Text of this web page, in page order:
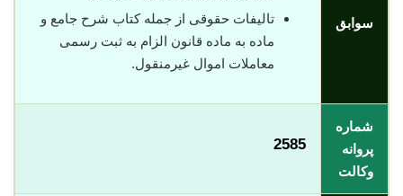
سوابق
تالیفات حقوقی از جمله کتاب شرح جامع و
ماده به ماده قانون الزام به ثبت رسمی
معاملات اموال غیرمنقول.
شماره
پروانه
وکالت
2585